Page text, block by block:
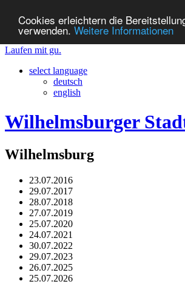
Cookies erleichtern die
verwenden. Weitere Informationen
Laufen mit gu.
select language
deutsch
english
Wilhelmsburger
Wilhelmsburg
23.07.2016
29.07.2017
28.07.2018
27.07.2019
25.07.2020
24.07.2021
30.07.2022
29.07.2023
26.07.2025
25.07.2026